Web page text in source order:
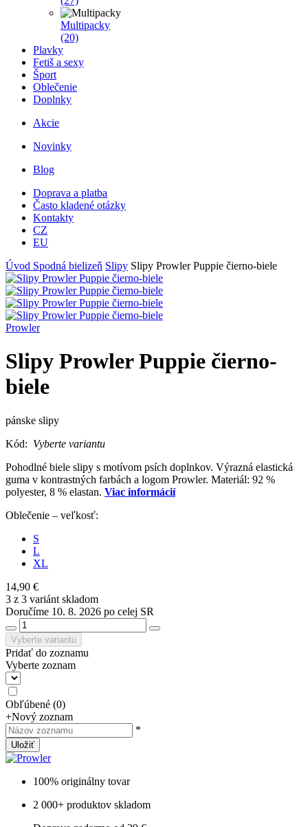
Multipacky
(20)
Plavky
Fetiš a sexy
Šport
Oblečenie
Doplnky
Akcie
Novinky
Blog
Doprava a platba
Často kladené otázky
Kontakty
CZ
EU
Úvod Spodná bielizeň Slipy Slipy Prowler Puppie čierno-biele
Prowler
Slipy Prowler Puppie čierno-
biele
pánske slipy
Kód: Vyberte variantu
Pohodlné biele slipy s motívom psích doplnkov. Výrazná elastická
guma v kontrastných farbách a logom Prowler. Materiál: 92 %
polyester, 8 % elastan. Viac informácií
Oblečenie – veľkosť:
S
L
XL
14,90 €
3 z 3 variánt skladom
Doručíme 10. 8. 2026 po celej SR
Vyberte variantu
Pridať do zoznamu
Vyberte zoznam
Obľúbené (0)
+Nový zoznam
*
Uložiť
100% originálny tovar
2 000+ produktov skladom